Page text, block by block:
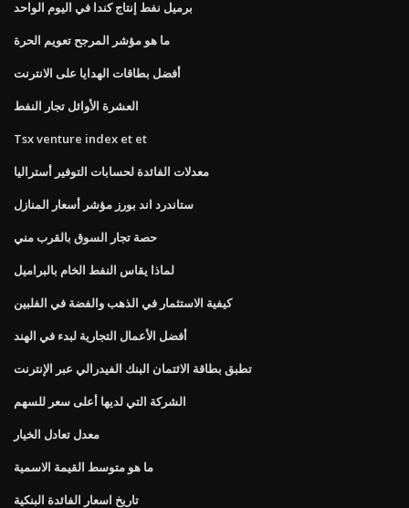
برميل نفط إنتاج كندا في اليوم الواحد
ما هو مؤشر المرجح تعويم الحرة
أفضل بطاقات الهدايا على الانترنت
العشرة الأوائل تجار النفط
Tsx venture index et et
معدلات الفائدة لحسابات التوفير أستراليا
ستاندرد اند بورز مؤشر أسعار المنازل
حصة تجار السوق بالقرب مني
لماذا يقاس النفط الخام بالبراميل
كيفية الاستثمار في الذهب والفضة في الفلبين
أفضل الأعمال التجارية لبدء في الهند
تطبق بطاقة الائتمان البنك الفيدرالي عبر الإنترنت
الشركة التي لديها أعلى سعر للسهم
معدل تعادل الخيار
ما هو متوسط ​​القيمة الاسمية
تاريخ اسعار الفائدة البنكية